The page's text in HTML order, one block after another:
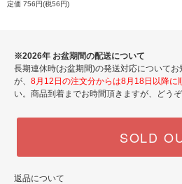
定価 756円(税56円)
※2026年 お盆期間の配送について
長期連休時(お盆期間)の発送対応について
が、 8月12日の注文分からは8月18日以降に
い。商品到着までお時間頂きますが、どう
SOLD
返品について